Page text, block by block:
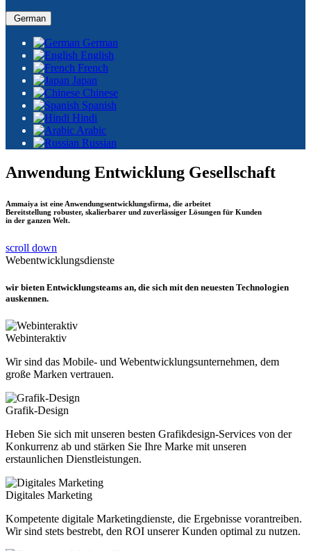
German
German
English
French
Japan
Chinese
Spanish
Hindi
Arabic
Russian
Anwendung Entwicklung Gesellschaft
Ammaiya ist eine Anwendungsentwicklungsfirma, die arbeitet
Bereitstellung robuster, skalierbarer und zuverlässiger Lösungen für Kunden
in der ganzen Welt.
scroll down
Webentwicklungsdienste
wir bieten Entwicklungsteams an, die sich mit den neuesten Technologien
auskennen.
Webinteraktiv
Wir sind das Mobile- und Webentwicklungsunternehmen, dem
große Marken vertrauen.
Grafik-Design
Heben Sie sich mit unseren besten Grafikdesign-Services von der
Konkurrenz ab und stärken Sie Ihre Marke mit unseren
erstaunlichen Dienstleistungen.
Digitales Marketing
Kompetente digitale Marketingdienste, die Ergebnisse vorantreiben.
Wir sind stets bestrebt, den ROI unserer Kunden optimal zu nutzen.